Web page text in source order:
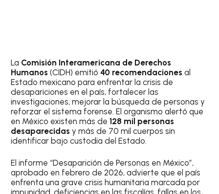
La Comisión Interamericana de Derechos
Humanos (CIDH) emitió 40 recomendacionesal
Estado mexicano para enfrentar la crisis de
desapariciones en el país, fortalecer las
investigaciones, mejorar la búsqueda de personas y
reforzar el sistema forense. El organismo alertó que
en México existen más de128 mil personas
desaparecidas y más de 70 mil cuerpos sin
identificar bajo custodia del Estado.
El informe “Desaparición de Personas en México”,
aprobado en febrero de 2026, advierte que el país
enfrenta una grave crisis humanitaria marcada por